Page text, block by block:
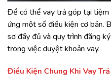
Để có thể vay trả góp tại tiệm
ứng một số điều kiện cơ bản.
sơ đầy đủ và quy trình đăng
trong việc duyệt khoản vay.
Điều Kiện Chung Khi Vay